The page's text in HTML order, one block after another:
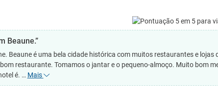
Beaune.”
Beaune é uma bela cidade histórica com muitos restaurantes e lojas
restaurante. Tomamos o jantar e o pequeno-almoço. Muito bom
é. … Mais